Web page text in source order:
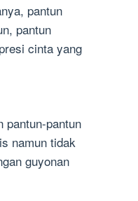
pantun
pantun
cinta yang
pantun-pantun
namun tidak
guyonan